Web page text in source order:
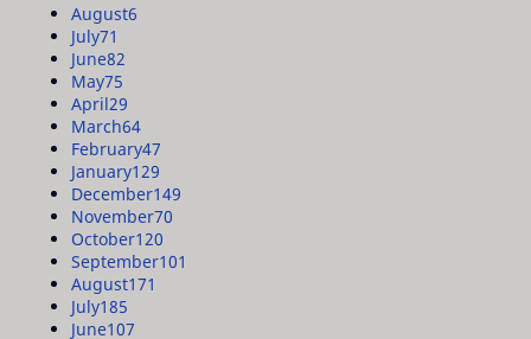
August6
July71
June82
May75
April29
March64
February47
January129
December149
November70
October120
September101
August171
July185
June107